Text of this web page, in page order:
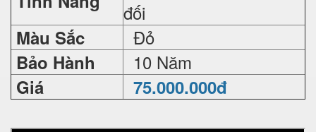
đối
Màu Sắc Đỏ
Bảo Hành 10 Năm
Giá 75.000.000đ